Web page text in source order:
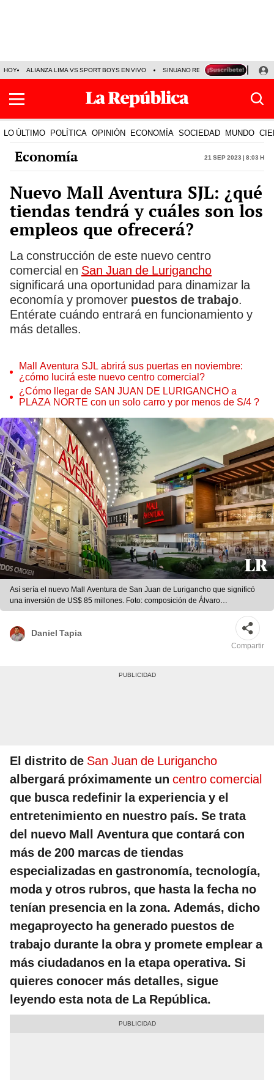
HOY ALIANZA LIMA VS SPORT BOYS EN VIVO SINUANO RESULTADOS HOY
LO ÚLTIMO POLÍTICA OPINIÓN ECONOMÍA SOCIEDAD MUNDO
Economía 21 Sep 2023 | 8:03 h
Nuevo Mall Aventura SJL: ¿qué
tiendas tendrá y cuáles son los
empleos que ofrecerá?
La construcción de este nuevo centro
comercial en San Juan de Lurigancho
significará una oportunidad para dinamizar la
economía y promover puestos de trabajo.
Entérate cuándo entrará en funcionamiento y
más detalles.
Mall Aventura SJL abrirá sus puertas en noviembre:
¿cómo lucirá este nuevo centro comercial?
¿Cómo llegar de SAN JUAN DE LURIGANCHO a
PLAZA NORTE con un solo carro y por menos de S/4 ?
Así sería el nuevo Mall Aventura de San Juan de Lurigancho que significó
una inversión de US$ 85 millones. Foto: composición de Álvaro
Lozano/LR/PerúRetail/MallAventura
Daniel Tapia
Compartir
El distrito de San Juan de Lurigancho
albergará próximamente un centro comercial
que busca redefinir la experiencia y el
entretenimiento en nuestro país. Se trata
del nuevo Mall Aventura que contará con
más de 200 marcas de tiendas
especializadas en gastronomía, tecnología,
moda y otros rubros, que hasta la fecha no
tenían presencia en la zona. Además, dicho
megaproyecto ha generado puestos de
trabajo durante la obra y promete emplear a
más ciudadanos en la etapa operativa. Si
quieres conocer más detalles, sigue
leyendo esta nota de La República.